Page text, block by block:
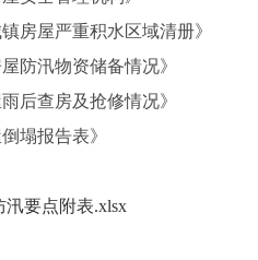
房屋严重积水区域清册》
防汛物资储备情况》
后查房及抢修情况》
塌报告表》
汛要点附表.xlsx